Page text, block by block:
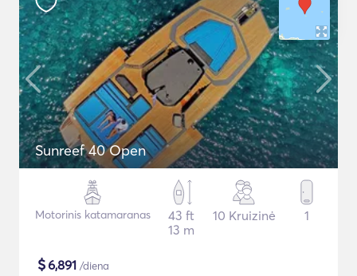
Sunreef 40 Open
Motorinis katamaranas
43 ft
13 m
10 Kruizinė 1
$6,891 /diena